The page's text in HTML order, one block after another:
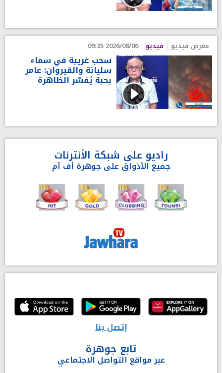
معرض فيديو فيديو 2026/08/06 09:35
سحب غريبة في سماء
سليانة والقيروان: عامر
بحبة يُفسّر الظاهرة
راديو على شبكة الأنترنات
جميع الأذواق على جوهرة أف آم
إتصل بنا
تابع جوهرة
عبر مواقع التواصل الاجتماعي